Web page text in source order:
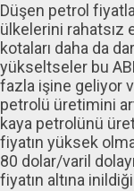
Düşen petrol
ülkelerini rahatsız
kotaları daha da
yükseltseler bu
fazla işine geliyor
petrolü üretimini
kaya petrolünü
fiyatın yüksek
80 dolar/varil
fiyatın altına